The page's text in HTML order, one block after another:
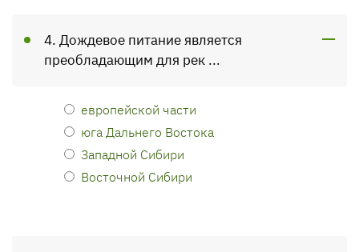
4. Дождевое питание является
преобладающим для рек ...
европейской части
юга Дальнего Востока
Западной Сибири
Восточной Сибири